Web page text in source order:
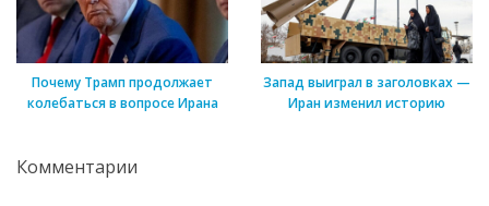
Почему Трамп продолжает
колебаться в вопросе Ирана
Запад выиграл в заголовках —
Иран изменил историю
Комментарии